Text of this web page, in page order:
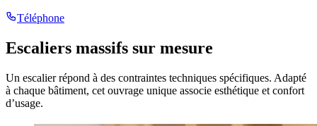
Téléphone
Escaliers massifs sur mesure
Un escalier répond à des contraintes techniques spécifiques. Adapté
à chaque bâtiment, cet ouvrage unique associe esthétique et confort
d’usage.